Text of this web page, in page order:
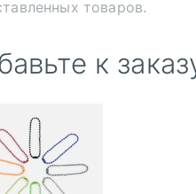
товаров.
к